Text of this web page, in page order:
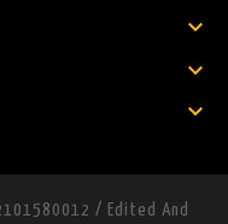



/ Edited And